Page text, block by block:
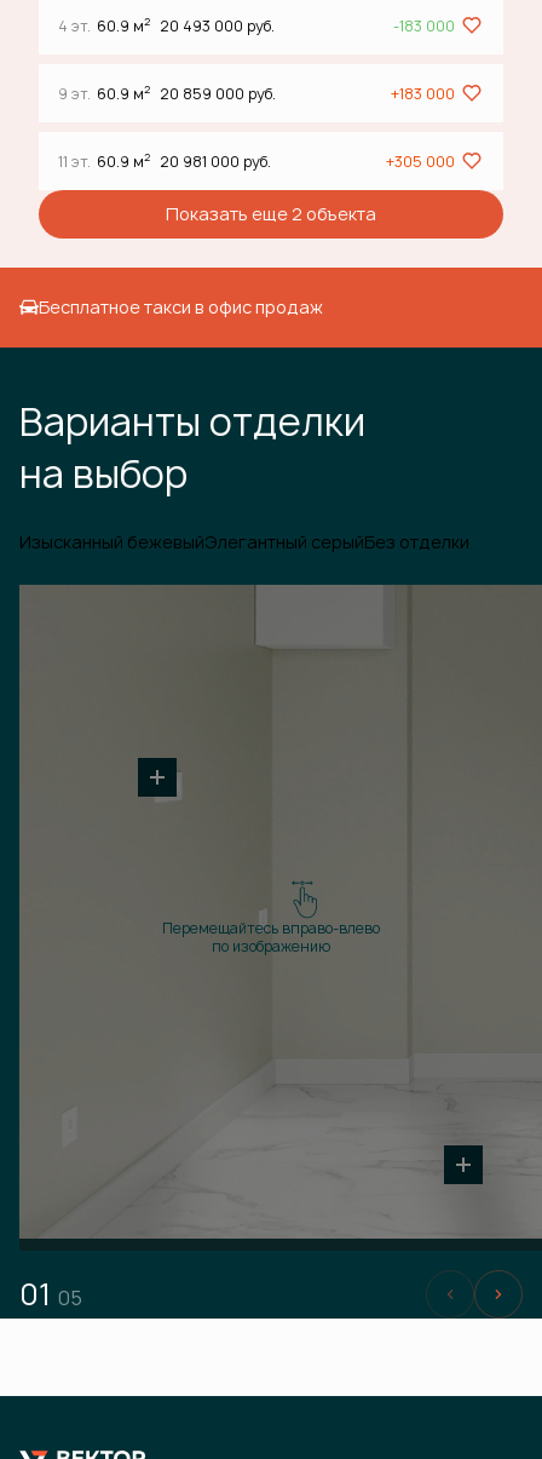
4 эт. 60.9 м2 20 493 000 руб. -183 000
9 эт. 60.9 м2 20 859 000 руб. +183 000
11 эт. 60.9 м2 20 981 000 руб. +305 000
Показать еще 2 объектa
Бесплатное такси в офис продаж
Варианты отделки
на выбор
Изысканный бежевыйЭлегантный серыйБез отделки
Перемещайтесь вправо-влево
по изображению
01 05